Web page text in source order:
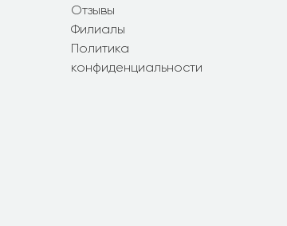
Отзывы
Филиалы
Политика
конфиденциальности